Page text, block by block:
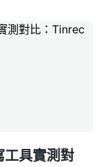
具實測對